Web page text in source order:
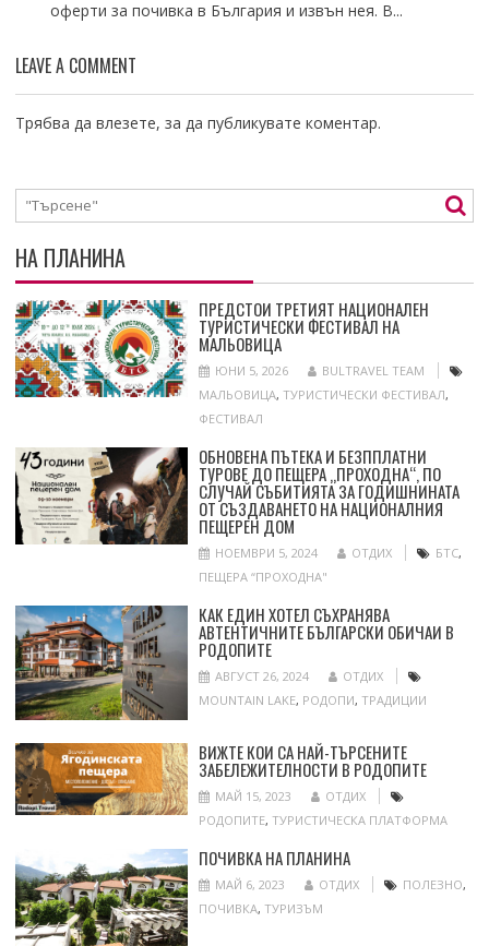
оферти за почивка в България и извън нея. В...
LEAVE A COMMENT
Трябва да влезете, за да публикувате коментар.
НА ПЛАНИНА
ПРЕДСТОИ ТРЕТИЯТ НАЦИОНАЛЕН
ТУРИСТИЧЕСКИ ФЕСТИВАЛ НА
МАЛЬОВИЦА
ЮНИ 5, 2026
BULTRAVEL TEAM
МАЛЬОВИЦА, ТУРИСТИЧЕСКИ ФЕСТИВАЛ,
ФЕСТИВАЛ
ОБНОВЕНА ПЪТЕКА И БЕЗППЛАТНИ
ТУРОВЕ ДО ПЕЩЕРА „ПРОХОДНА“, ПО
СЛУЧАЙ СЪБИТИЯТА ЗА ГОДИШНИНАТА
ОТ СЪЗДАВАНЕТО НА НАЦИОНАЛНИЯ
ПЕЩЕРЕН ДОМ
НОЕМВРИ 5, 2024 ОТДИХ БТС,
ПЕЩЕРА “ПРОХОДНА"
КАК ЕДИН ХОТЕЛ СЪХРАНЯВА
АВТЕНТИЧНИТЕ БЪЛГАРСКИ ОБИЧАИ В
РОДОПИТЕ
АВГУСТ 26, 2024
ОТДИХ
MOUNTAIN LAKE, РОДОПИ, ТРАДИЦИИ
ВИЖТЕ КОИ СА НАЙ-ТЪРСЕНИТЕ
ЗАБЕЛЕЖИТЕЛНОСТИ В РОДОПИТЕ
МАЙ 15, 2023
ОТДИХ
РОДОПИТЕ, ТУРИСТИЧЕСКА ПЛАТФОРМА
ПОЧИВКА НА ПЛАНИНА
МАЙ 6, 2023 ОТДИХ ПОЛЕЗНО,
ПОЧИВКА, ТУРИЗЪМ